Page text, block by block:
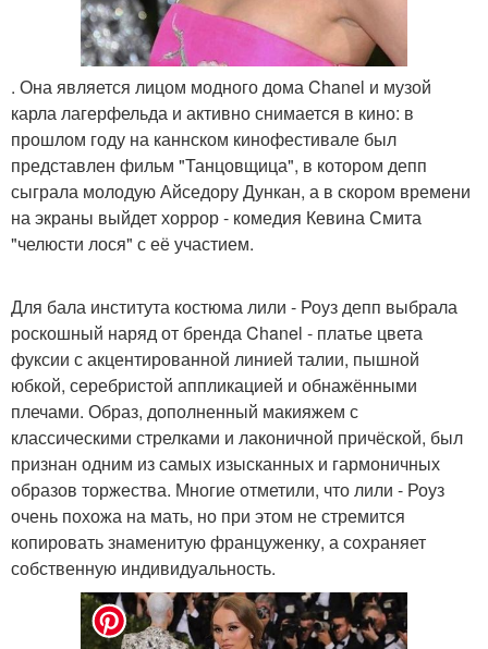
. Она является лицом модного дома Chanel и музой
карла лагерфельда и активно снимается в кино: в
прошлом году на каннском кинофестивале был
представлен фильм "Танцовщица", в котором депп
сыграла молодую Айседору Дункан, а в скором времени
на экраны выйдет хоррор - комедия Кевина Смита
"челюсти лося" с её участием.
Для бала института костюма лили - Роуз депп выбрала
роскошный наряд от бренда Chanel - платье цвета
фуксии с акцентированной линией талии, пышной
юбкой, серебристой аппликацией и обнажёнными
плечами. Образ, дополненный макияжем с
классическими стрелками и лаконичной причёской, был
признан одним из самых изысканных и гармоничных
образов торжества. Многие отметили, что лили - Роуз
очень похожа на мать, но при этом не стремится
копировать знаменитую француженку, а сохраняет
собственную индивидуальность.